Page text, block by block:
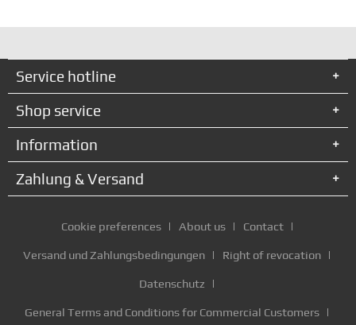
Service hotline
Shop service
Information
Zahlung & Versand
Cookie preferences About us Contact
Versand und Zahlungsbedingungen Right of revocation
Datenschutz
General Terms and Conditions for Commercial Customers